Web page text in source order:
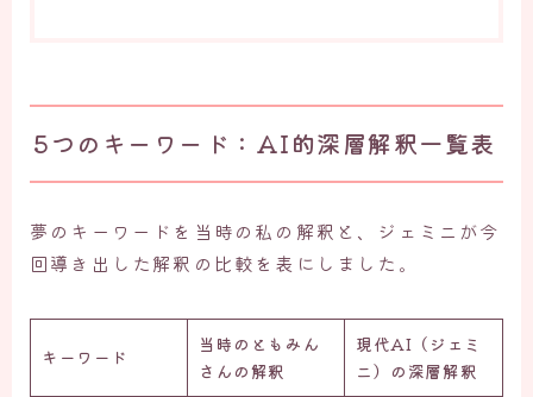
5つのキーワード：AI的深層解釈一覧表
夢のキーワードを当時の私の解釈と、ジェミニが今
回導き出した解釈の比較を表にしました。
キーワード
当時のともみん
さんの解釈
現代AI（ジェミ
ニ）の深層解釈